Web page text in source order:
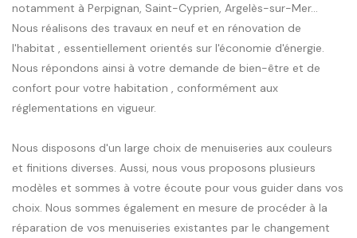
notamment à Perpignan, Saint-Cyprien, Argelès-sur-Mer...
Nous réalisons des travaux en neuf et en rénovation de
l'habitat , essentiellement orientés sur l'économie d'énergie.
Nous répondons ainsi à votre demande de bien-être et de
confort pour votre habitation , conformément aux
réglementations en vigueur.
Nous disposons d'un large choix de menuiseries aux couleurs
et finitions diverses. Aussi, nous vous proposons plusieurs
modèles et sommes à votre écoute pour vous guider dans vos
choix. Nous sommes également en mesure de procéder à la
réparation de vos menuiseries existantes par le changement